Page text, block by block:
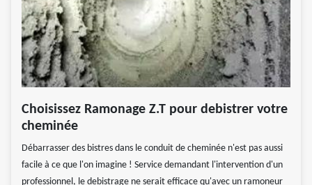
Choisissez Ramonage Z.T pour debistrer votre
cheminée
Débarrasser des bistres dans le conduit de cheminée n'est pas aussi
facile à ce que l'on imagine ! Service demandant l'intervention d'un
professionnel, le debistrage ne serait efficace qu'avec un ramoneur